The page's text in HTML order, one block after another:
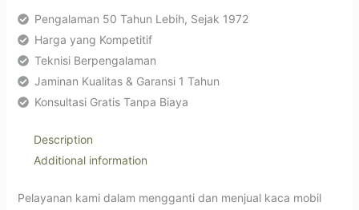
Pengalaman 50 Tahun Lebih, Sejak 1972
Harga yang Kompetitif
Teknisi Berpengalaman
Jaminan Kualitas & Garansi 1 Tahun
Konsultasi Gratis Tanpa Biaya
Description
Additional information
Pelayanan kami dalam mengganti dan menjual kaca mobil